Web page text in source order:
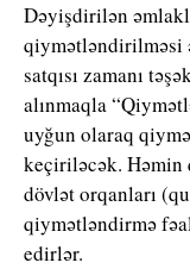
Dəyişdirilən
qiymətləndirilməsi
satqısı zamanı
alınmaqla
uyğun olaraq
keçiriləcək.
dövlət orqanları
qiymətləndirmə
edirlər.